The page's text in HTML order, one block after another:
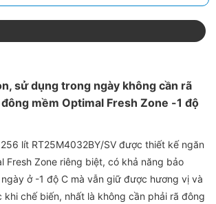
sử dụng trong ngày không cần rã
mềm Optimal Fresh Zone -1 độ
lít RT25M4032BY/SV được thiết kế ngăn
Fresh Zone riêng biệt, có khả năng bảo
ở -1 độ C mà vẫn giữ được hương vị và
chế biến, nhất là không cần phải rã đông